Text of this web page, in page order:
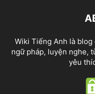
Wiki Tiếng Anh là blog
ngữ pháp, luyện nghe,
yêu